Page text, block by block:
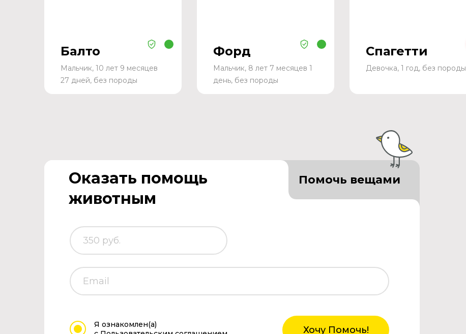
Балто
Мальчик, 10 лет 9 месяцев
27 дней, без породы
Форд
Мальчик, 8 лет 7 месяцев 1
день, без породы
Спагетти
Девочка, 1 год, без породы
Оказать помощь
животным
Помочь вещами
Я ознакомлен(а)
Хочу Помочь!